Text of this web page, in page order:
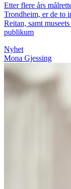
Etter flere års
Trondheim, er de to
Reitan, samt
publikum
Nyhet
Mona Gjessing